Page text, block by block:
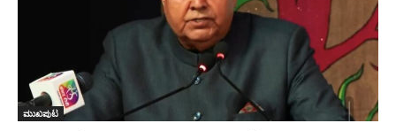
ಮುಖಪುಟ